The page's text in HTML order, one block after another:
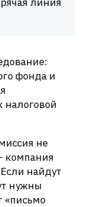
фонда и
налоговой
не
компания
найдут
нужны
«письмо